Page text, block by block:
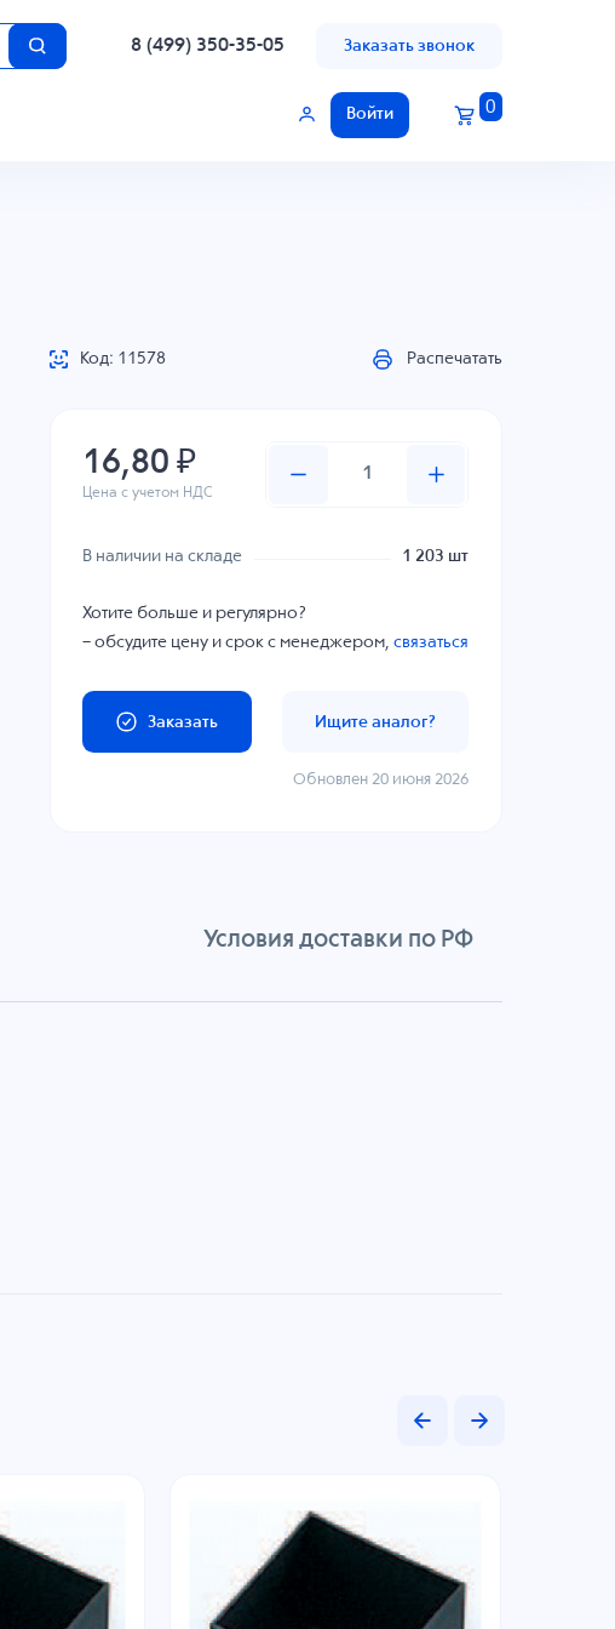
8 (499) 350-35-05 Заказать звонок
Войти 0
Код: 11578 Распечатать
16,80 ₽
Цена с учетом НДС
В наличии на складе 1 203 шт
Хотите больше и регулярно?
– обсудите цену и срок с менеджером,связаться
Заказать Ищите аналог?
Обновлен 20 июня 2026
Условия доставки по РФ